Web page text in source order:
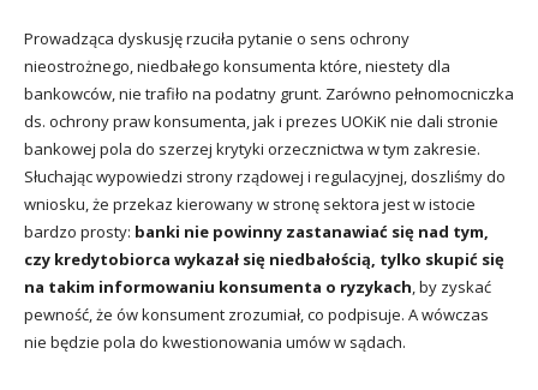
Prowadząca dyskusję rzuciła pytanie o sens ochrony
nieostrożnego, niedbałego konsumenta które, niestety dla
bankowców, nie trafiło na podatny grunt. Zarówno pełnomocniczka
ds. ochrony praw konsumenta, jak i prezes UOKiK nie dali stronie
bankowej pola do szerzej krytyki orzecznictwa w tym zakresie.
Słuchając wypowiedzi strony rządowej i regulacyjnej, doszliśmy do
wniosku, że przekaz kierowany w stronę sektora jest w istocie
bardzo prosty: banki nie powinny zastanawiać się nad tym,
czy kredytobiorca wykazał się niedbałością, tylko skupić się
na takim informowaniu konsumenta o ryzykach , by zyskać
pewność, że ów konsument zrozumiał, co podpisuje. A wówczas
nie będzie pola do kwestionowania umów w sądach.